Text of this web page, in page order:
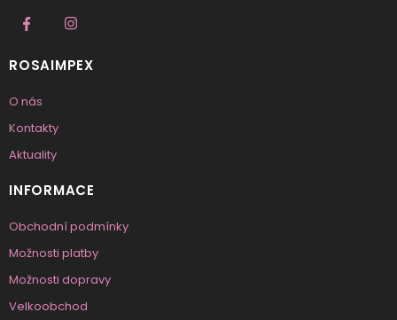
ROSAIMPEX
O nás
Kontakty
Aktuality
INFORMACE
Obchodní podmínky
Možnosti platby
Možnosti dopravy
Velkoobchod